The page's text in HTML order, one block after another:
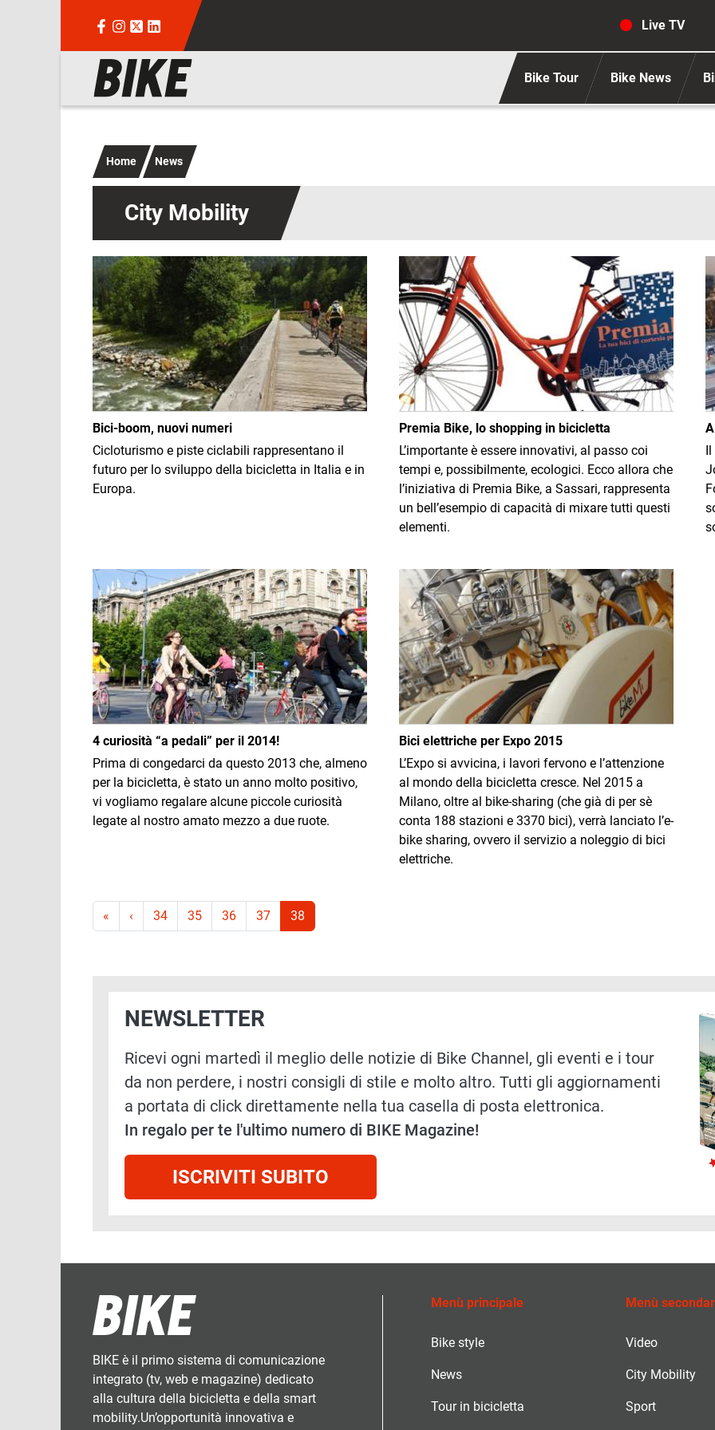
Live TV
Navigazione principale Bike Tour Bike News
Home News
City Mobility
Immagine
Bici-boom, nuovi numeri
Cicloturismo e piste ciclabili rappresentano il
futuro per lo sviluppo della bicicletta in Italia e in
Europa.
Immagine
Premia Bike, lo shopping in bicicletta
L’importante è essere innovativi, al passo coi
tempi e, possibilmente, ecologici. Ecco allora che
l’iniziativa di Premia Bike, a Sassari, rappresenta
un bell’esempio di capacità di mixare tutti questi
elementi.
Il
Immagine
4 curiosità “a pedali” per il 2014!
Prima di congedarci da questo 2013 che, almeno
per la bicicletta, è stato un anno molto positivo,
vi vogliamo regalare alcune piccole curiosità
legate al nostro amato mezzo a due ruote.
Immagine
Bici elettriche per Expo 2015
L’Expo si avvicina, i lavori fervono e l’attenzione
al mondo della bicicletta cresce. Nel 2015 a
Milano, oltre al bike-sharing (che già di per sè
conta 188 stazioni e 3370 bici), verrà lanciato l’e-
bike sharing, ovvero il servizio a noleggio di bici
elettriche.
Paginazione
« Prima pagina
‹ Pagina precedente
34 35 36 37 38
NEWSLETTER
Ricevi ogni martedì il meglio delle notizie di Bike Channel, gli eventi e i tour
da non perdere, i nostri consigli di stile e molto altro. Tutti gli aggiornamenti
a portata di click direttamente nella tua casella di posta elettronica.
In regalo per te l'ultimo numero di BIKE Magazine!
ISCRIVITI SUBITO
BIKE è il primo sistema di comunicazione
integrato (tv, web e magazine) dedicato
alla cultura della bicicletta e della smart
mobility.Un’opportunità innovativa e
Menù principale
Bike style
News
Tour in bicicletta
Menù
Video
City Mobility
Sport